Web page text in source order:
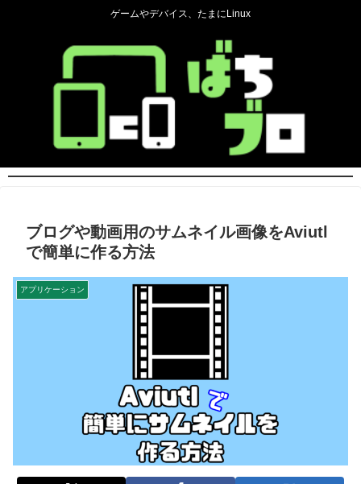
ゲームやデバイス、たまにLinux
ブログや動画用のサムネイル画像をAviutl
で簡単に作る方法
アプリケーション